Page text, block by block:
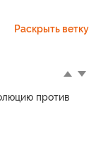
Раскрыть ветку
против